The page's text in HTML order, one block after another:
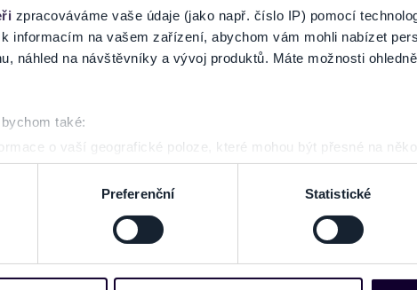
zpracováváme vaše údaje (jako např. číslo IP) pomocí
informacím na vašem zařízení, abychom vám mohli nabízet
náhled na návštěvníky a vývoj produktů. Máte možnosti
také:
o vaší geografické poloze, které mohou být přesné na
pomocí aktivního skenování pro konkrétní charakteristiky
zpracováváme vaše osobní údaje, a nastavte si předvolby v
nebo odvolat v části Prohlášení o souborech cookie.
nebo vaší aktivitě na našich webových stránkách. Tyto
Preferenční Statistické
GALÉRIA